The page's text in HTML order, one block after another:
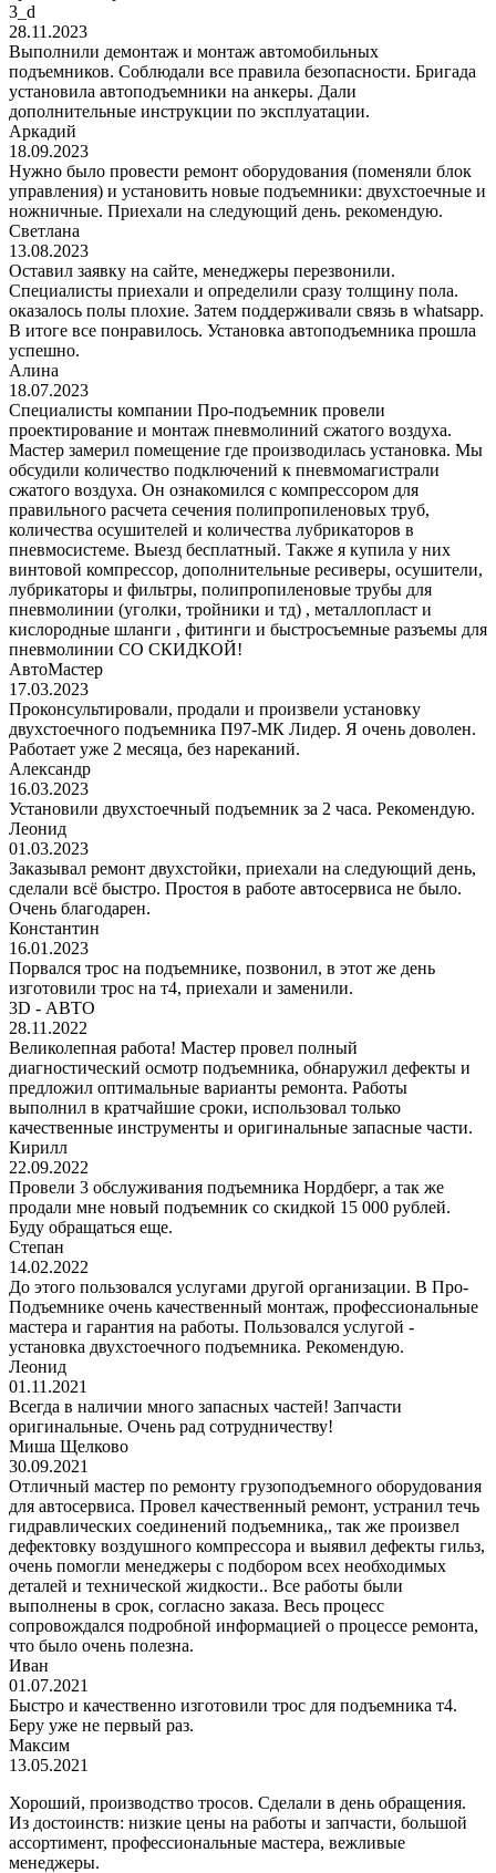
3_d
28.11.2023
Выполнили демонтаж и монтаж автомобильных
подъемников. Соблюдали все правила безопасности. Бригада
установила автоподъемники на анкеры. Дали
дополнительные инструкции по эксплуатации.
Аркадий
18.09.2023
Нужно было провести ремонт оборудования (поменяли блок
управления) и установить новые подъемники: двухстоечные и
ножничные. Приехали на следующий день. рекомендую.
Светлана
13.08.2023
Оставил заявку на сайте, менеджеры перезвонили.
Специалисты приехали и определили сразу толщину пола.
оказалось полы плохие. Затем поддерживали связь в whatsapp.
В итоге все понравилось. Установка автоподъемника прошла
успешно.
Алина
18.07.2023
Специалисты компании Про-подъемник провели
проектирование и монтаж пневмолиний сжатого воздуха.
Мастер замерил помещение где производилась установка. Мы
обсудили количество подключений к пневмомагистрали
сжатого воздуха. Он ознакомился с компрессором для
правильного расчета сечения полипропиленовых труб,
количества осушителей и количества лубрикаторов в
пневмосистеме. Выезд бесплатный. Также я купила у них
винтовой компрессор, дополнительные ресиверы, осушители,
лубрикаторы и фильтры, полипропиленовые трубы для
пневмолинии (уголки, тройники и тд) , металлопласт и
кислородные шланги , фитинги и быстросъемные разъемы для
пневмолинии СО СКИДКОЙ!
АвтоМастер
17.03.2023
Проконсультировали, продали и произвели установку
двухстоечного подъемника П97-МК Лидер. Я очень доволен.
Работает уже 2 месяца, без нареканий.
Александр
16.03.2023
Установили двухстоечный подъемник за 2 часа. Рекомендую.
Леонид
01.03.2023
Заказывал ремонт двухстойки, приехали на следующий день,
сделали всё быстро. Простоя в работе автосервиса не было.
Очень благодарен.
Константин
16.01.2023
Порвался трос на подъемнике, позвонил, в этот же день
изготовили трос на т4, приехали и заменили.
3D - АВТО
28.11.2022
Великолепная работа! Мастер провел полный
диагностический осмотр подъемника, обнаружил дефекты и
предложил оптимальные варианты ремонта. Работы
выполнил в кратчайшие сроки, использовал только
качественные инструменты и оригинальные запасные части.
Кирилл
22.09.2022
Провели 3 обслуживания подъемника Нордберг, а так же
продали мне новый подъемник со скидкой 15 000 рублей.
Буду обращаться еще.
Степан
14.02.2022
До этого пользовался услугами другой организации. В Про-
Подъемнике очень качественный монтаж, профессиональные
мастера и гарантия на работы. Пользовался услугой -
установка двухстоечного подъемника. Рекомендую.
Леонид
01.11.2021
Всегда в наличии много запасных частей! Запчасти
оригинальные. Очень рад сотрудничеству!
Миша Щелково
30.09.2021
Отличный мастер по ремонту грузоподъемного оборудования
для автосервиса. Провел качественный ремонт, устранил течь
гидравлических соединений подъемника,, так же произвел
дефектовку воздушного компрессора и выявил дефекты гильз,
очень помогли менеджеры с подбором всех необходимых
деталей и технической жидкости.. Все работы были
выполнены в срок, согласно заказа. Весь процесс
сопровождался подробной информацией о процессе ремонта,
что было очень полезна.
Иван
01.07.2021
Быстро и качественно изготовили трос для подъемника т4.
Беру уже не первый раз.
Максим
13.05.2021
Хороший, производство тросов. Сделали в день обращения.
Из достоинств: низкие цены на работы и запчасти, большой
ассортимент, профессиональные мастера, вежливые
менеджеры.